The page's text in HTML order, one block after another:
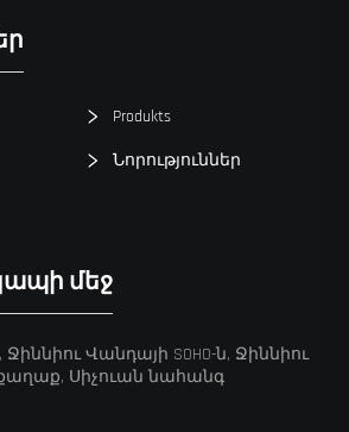
Produkts
Նորություններ
մեջ
Ջիննիու Վանդայի SOHO-ն, Ջիննիու
Սիչուան նահանգ